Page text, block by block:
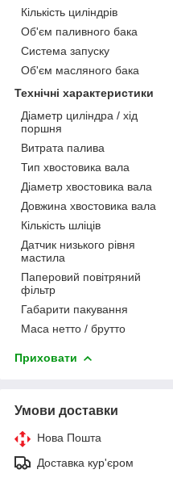
Кількість циліндрів
Об'єм паливного бака
Система запуску
Об'єм масляного бака
Технічні характеристики
Діаметр циліндра / хід
поршня
Витрата палива
Тип хвостовика вала
Діаметр хвостовика вала
Довжина хвостовика вала
Кількість шліців
Датчик низького рівня
мастила
Паперовий повітряний
фільтр
Габарити пакування
Маса нетто / брутто
Приховати
Умови доставки
Нова Пошта
Доставка кур'єром